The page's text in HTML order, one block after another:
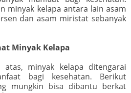
minyak kelapa antara lain asam
dan asam miristat sebanyak
Minyak Kelapa
minyak kelapa ditengarai
bagi kesehatan. Berikut
mungkin bisa dibantu berkat